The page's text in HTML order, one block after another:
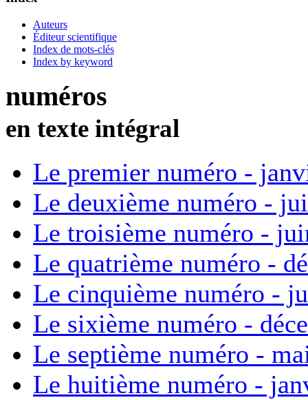
Auteurs
Éditeur scientifique
Index de mots-clés
Index by keyword
numéros
en texte intégral
Le premier numéro -
Le deuxième numéro -
Le troisième numéro -
Le quatrième numéro -
Le cinquième numéro -
Le sixième numéro -
Le septième numéro -
Le huitième numéro -